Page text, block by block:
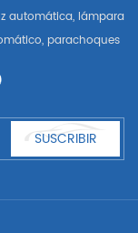
automática, lámpara
parachoques
y accesorios de
SUSCRIBIR